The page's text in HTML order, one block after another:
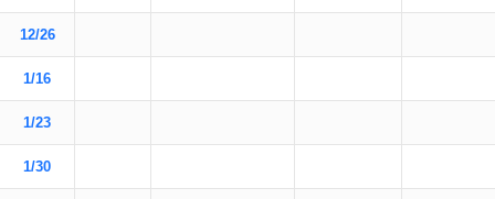
12/26
1/16
1/23
1/30